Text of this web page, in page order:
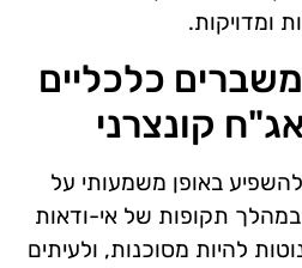
ומדויקות.
כלכליים
קונצרני
באופן משמעותי על
תקופות של אי-ודאות
להיות מסוכנות, ולעיתים